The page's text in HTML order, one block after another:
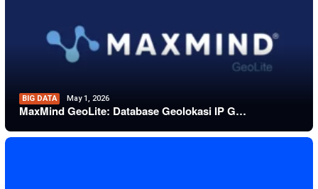
BIG DATA May 1, 2026
MaxMind GeoLite: Database Geolokasi IP G…